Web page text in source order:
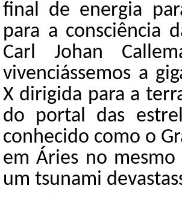
final de energia
para a consciência
Carl Johan
vivenciássemos a
X dirigida para a
do portal das
conhecido como o
em Áries no
um tsunami